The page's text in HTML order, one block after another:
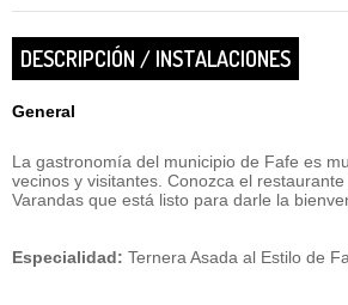
DESCRIPCIÓN / INSTALACIONES
General
La gastronomía del municipio de Fafe es
vecinos y visitantes. Conozca el
Varandas que está listo para darle la
Especialidad: Ternera Asada al Estilo de